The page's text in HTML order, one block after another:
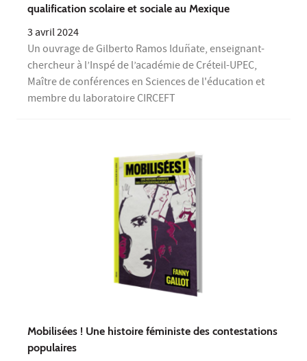
qualification scolaire et sociale au Mexique
3 avril 2024
Un ouvrage de Gilberto Ramos Iduñate, enseignant-
chercheur à l’Inspé de l’académie de Créteil-UPEC,
Maître de conférences en Sciences de l'éducation et
membre du laboratoire CIRCEFT
Mobilisées ! Une histoire féministe des contestations
populaires